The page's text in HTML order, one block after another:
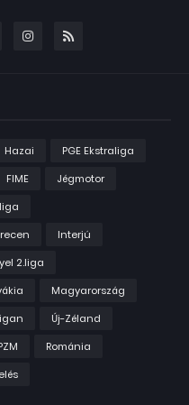
Hazai
PGE Ekstraliga
FIME
Jégmotor
Interjú
2.liga
Magyarország
Új-Zéland
Románia